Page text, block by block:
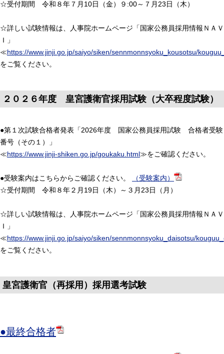
☆受付期間 令和８年７月10日（金）９:00～７月23日（木）
☆詳しい試験情報は、人事院ホームページ「国家公務員採用情報ＮＡＶ
Ｉ」
≪https://www.jinji.go.jp/saiyo/siken/sennmonnsyoku_kousotsu/
をご覧ください。
２０２６年度 皇宮護衛官採用試験（大卒程度試験）
●第１次試験合格者発表「2026年度 国家公務員採用試験 合格者受験
番号（その１）」
≪https://www.jinji-shiken.go.jp/goukaku.html ≫をご確認ください。
●受験案内はこちらからご確認ください。
（受験案内）
☆受付期間 令和８年２月19日（木）～３月23日（月）
☆詳しい試験情報は、人事院ホームページ「国家公務員採用情報ＮＡＶ
Ｉ」
≪https://www.jinji.go.jp/saiyo/siken/sennmonnsyoku_daisotsu/
をご覧ください。
皇宮護衛官（再採用）採用選考試験
●最終合格者